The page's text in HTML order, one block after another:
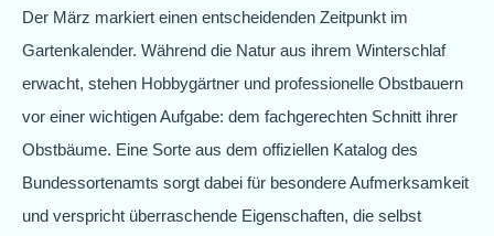
Der März markiert einen entscheidenden Zeitpunkt im
Gartenkalender. Während die Natur aus ihrem Winterschlaf
erwacht, stehen Hobbygärtner und professionelle Obstbauern
vor einer wichtigen Aufgabe: dem fachgerechten Schnitt ihrer
Obstbäume. Eine Sorte aus dem offiziellen Katalog des
Bundessortenamts sorgt dabei für besondere Aufmerksamkeit
und verspricht überraschende Eigenschaften, die selbst